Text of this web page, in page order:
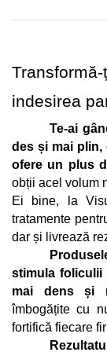
indesirea
Te-ai
des și mai plin,
ofere un plus
obții acel volum
Ei bine, la
tratamente
dar și livrează
stimula foliculii
mai dens și
îmbogățite cu
fortifică fiecare